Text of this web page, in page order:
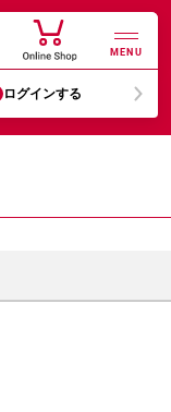
MENU
ログインする